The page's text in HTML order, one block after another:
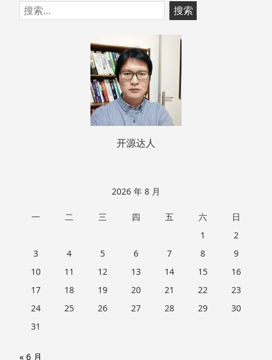
跳
至
搜
索：
开源达人
2026 年 8 月
一 二 三 四 五 六
日
1
2
3
4 5 6 7 8
9
10
11 12 13 14 15
16
17
18 19 20 21 22
23
24
25 26 27 28 29
30
31
« 6 月